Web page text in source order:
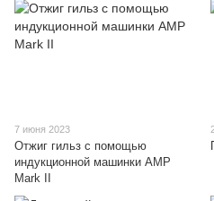
7 июня 2023
Отжиг гильз с помощью
индукционной машинки AMP
Mark II